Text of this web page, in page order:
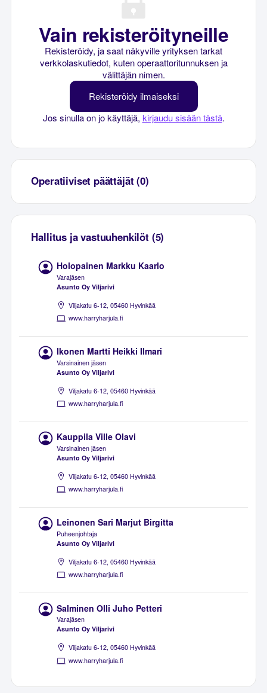
Vain rekisteröityneille
Rekisteröidy, ja saat näkyville yrityksen tarkat
verkkolaskutiedot, kuten operaattoritunnuksen ja
välittäjän nimen.
Rekisteröidy ilmaiseksi
Jos sinulla on jo käyttäjä, kirjaudu sisään tästä.
Operatiiviset päättäjät (0)
Hallitus ja vastuuhenkilöt (5)
Holopainen Markku Kaarlo
Varajäsen
Asunto Oy Viljarivi
Viljakatu 6-12, 05460 Hyvinkää
www.harryharjula.fi
Ikonen Martti Heikki Ilmari
Varsinainen jäsen
Asunto Oy Viljarivi
Viljakatu 6-12, 05460 Hyvinkää
www.harryharjula.fi
Kauppila Ville Olavi
Varsinainen jäsen
Asunto Oy Viljarivi
Viljakatu 6-12, 05460 Hyvinkää
www.harryharjula.fi
Leinonen Sari Marjut Birgitta
Puheenjohtaja
Asunto Oy Viljarivi
Viljakatu 6-12, 05460 Hyvinkää
www.harryharjula.fi
Salminen Olli Juho Petteri
Varajäsen
Asunto Oy Viljarivi
Viljakatu 6-12, 05460 Hyvinkää
www.harryharjula.fi